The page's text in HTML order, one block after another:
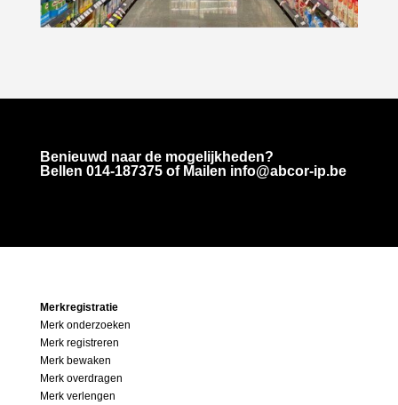
Benieuwd naar de mogelijkheden?
Bellen 014-187375 of Mailen info@abcor-ip.be
Merkregistratie
Merk onderzoeken
Merk registreren
Merk bewaken
Merk overdragen
Merk verlengen